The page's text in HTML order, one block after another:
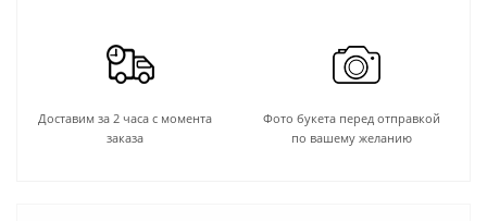
Доставим за 2 часа с момента
заказа
Фото букета перед отправкой
по вашему желанию